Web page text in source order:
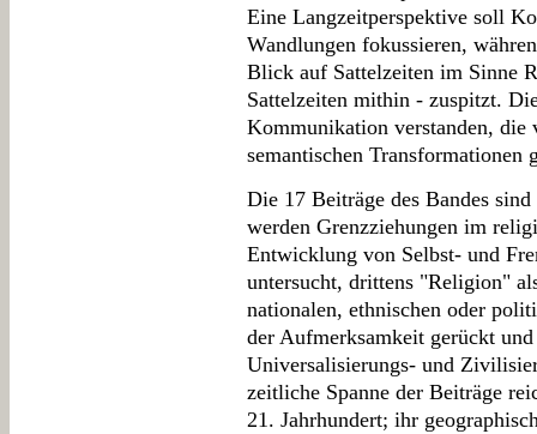
Eine Langzeitperspektive soll
Wandlungen fokussieren,
Blick auf Sattelzeiten im Sinne
Sattelzeiten mithin - zuspitzt.
Kommunikation verstanden, die
semantischen Transformationen
Die 17 Beiträge des Bandes
werden Grenzziehungen im
Entwicklung von Selbst- und
untersucht, drittens "Religion"
nationalen, ethnischen oder
der Aufmerksamkeit gerückt
Universalisierungs- und
zeitliche Spanne der Beiträge
21. Jahrhundert; ihr